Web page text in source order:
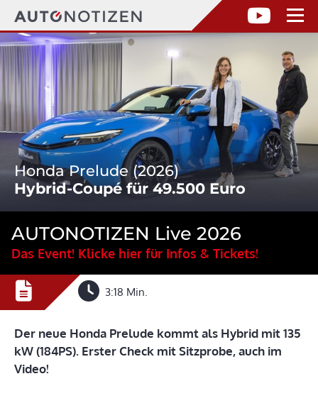
Honda Prelude (2026)
Hybrid-Coupé für 49.500 Euro
AUTONOTIZEN Live 2026
Das Event! Klicke hier für Infos & Tickets!
3:18 Min.
Der neue Honda Prelude kommt als Hybrid mit 135
kW (184PS). Erster Check mit Sitzprobe, auch im
Video!